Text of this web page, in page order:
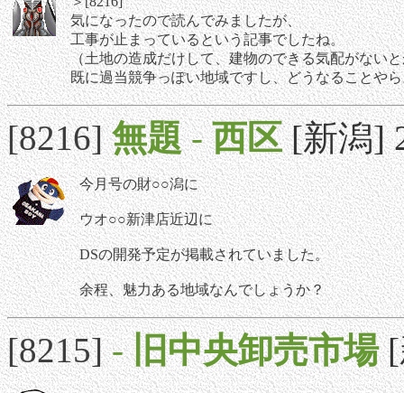
気になったので読んでみましたが、
工事が止まっているという記事でしたね。
（土地の造成だけして、建物のできる気配がない
既に過当競争っぽい地域ですし、どうなることや
[8216]無題-西区 [新潟]
今月号の財○○潟に
ウオ○○新津店近辺に
DSの開発予定が掲載されていました。
余程、魅力ある地域なんでしょうか？
[8215]-旧中央卸売市場